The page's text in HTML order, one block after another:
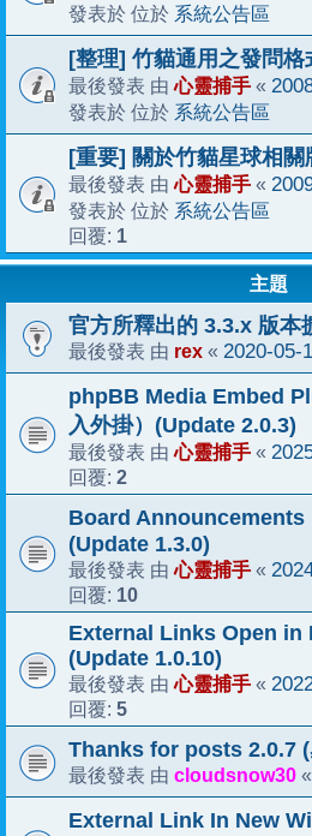
發表於 位於 系統公告區
[整理] 竹貓通用之發問格
最後發表 由心靈捕手 «
發表於 位於 系統公告區
[重要] 關於竹貓星球相關
最後發表 由心靈捕手 «
發表於 位於 系統公告區
回覆: 1
主題
官方所釋出的 3.3.x 版本
最後發表 由 rex « 2020-05-
phpBB Media Embed
入外掛）(Update 2.0.3)
最後發表 由心靈捕手 «
回覆: 2
Board Announcements
(Update 1.3.0)
最後發表 由心靈捕手 «
回覆: 10
External Links Open in
(Update 1.0.10)
最後發表 由心靈捕手 «
回覆: 5
Thanks for posts 2.0.7 (
最後發表 由 cloudsnow30 «
External Link In New